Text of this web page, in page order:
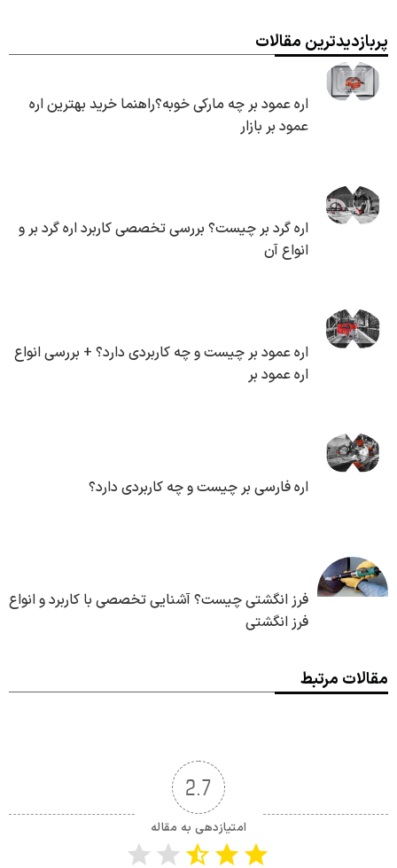
پربازدیدترین مقالات
اره عمود بر چه مارکی خوبه؟راهنما خرید بهترین اره
عمود بر بازار
اره گرد بر چیست؟ بررسی تخصصی کاربرد اره گرد بر و
انواع آن
اره عمود بر چیست و چه کاربردی دارد؟ + بررسی انواع
اره عمود بر
اره فارسی بر چیست و چه کاربردی دارد؟
فرز انگشتی چیست؟ آشنایی تخصصی با کاربرد و انواع
فرز انگشتی
مقالات مرتبط
2.7
امتیازدهی به مقاله